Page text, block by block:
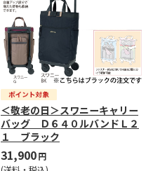
＜敬老の日＞スワニーキャリー
バッグ Ｄ６４０ルバンドＬ２
１ ブラック
31,900円